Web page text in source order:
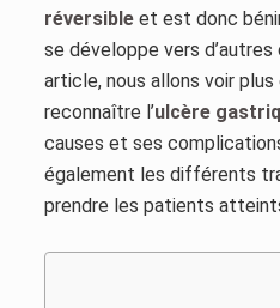
réversibleet est donc
se développe vers
article, nous allons voir
reconnaître l’ulcère
causes et ses
également les différents
prendre les patients